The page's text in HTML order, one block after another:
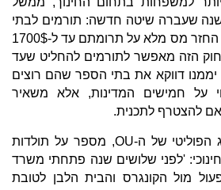
שעברה שיטה חדשה: תורמים לבתי
ספר פרטיים יוכלו לקבל החזר מס מלא על תרומתם עד ל-1700$
הזה מאפשר לתורמים להחליט שעד
יממנו דווקא את בתי הספר שהם רוצים
על חמישים המדינות, אלא משאיר
להצטרף לתכנית.
נתן דימנט, מנהל הייצוג הפוליטי של ה-OU, מספר על תולדות
'לפני שלושים שנה פתחתי משרד
מול הקונגרס והבית הלבן לטובת